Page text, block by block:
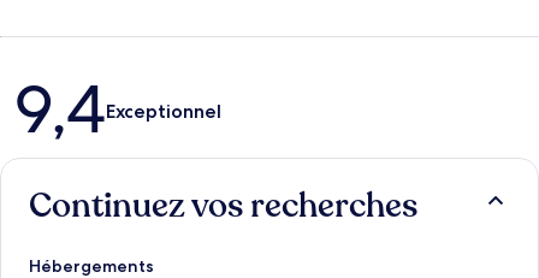
Avis
9,4Exceptionnel
Continuez vos recherches
Hébergements